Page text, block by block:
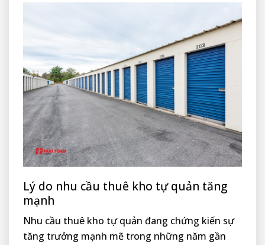
Lý do nhu cầu thuê kho tự quản tăng
mạnh
Nhu cầu thuê kho tự quản đang chứng kiến sự
tăng trưởng mạnh mẽ trong những năm gần